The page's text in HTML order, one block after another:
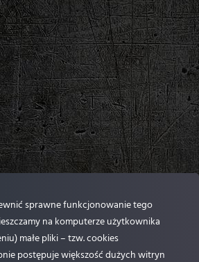
sprawne funkcjonowanie tego
na komputerze użytkownika
małe pliki – tzw. cookies
postępuje większość dużych witryn